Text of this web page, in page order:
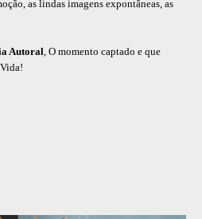
as lindas imagens expontâneas, as
Autoral , O momento captado e que